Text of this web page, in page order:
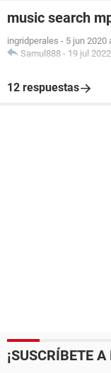
music search
ingridperales - 5 jun 2020
Samul888 - 19 jul
12 respuestas
¡SUSCRÍBETE